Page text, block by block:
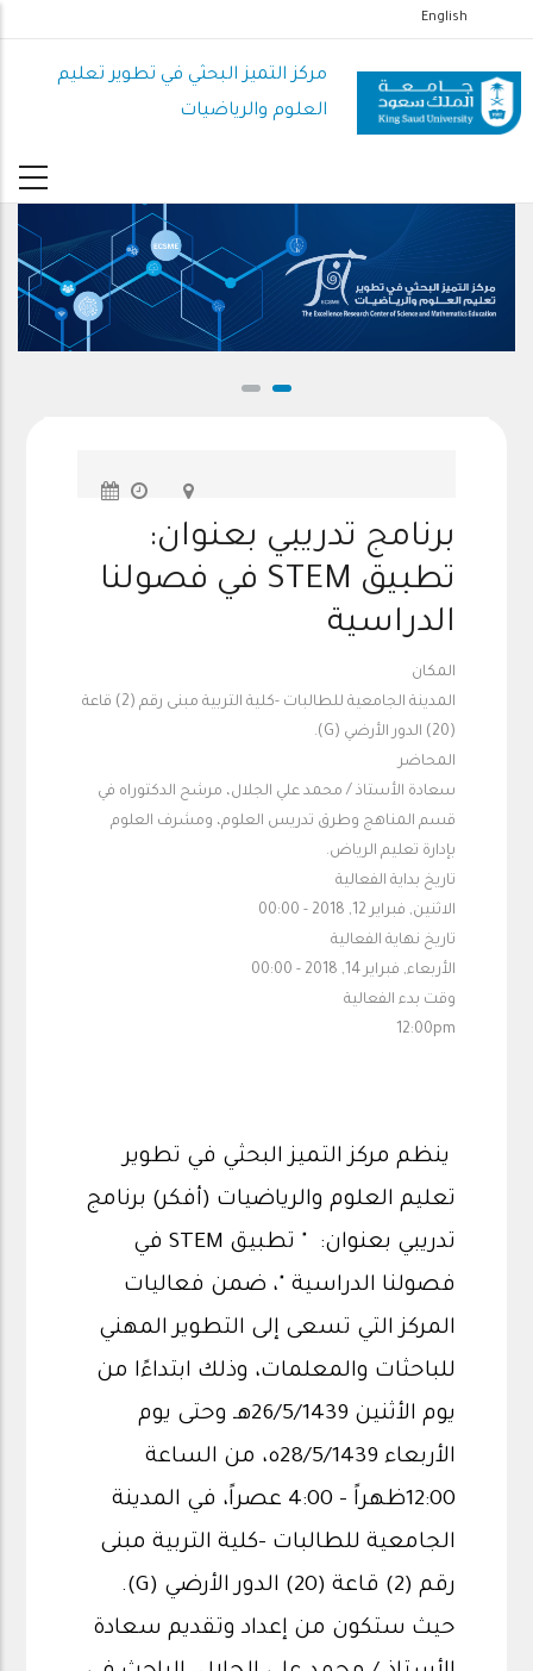
إلى
المحتوى
الرئيسي
English
مركز التميز البحثي في تطوير تعليم
العلوم والرياضيات
برنامج تدريبي بعنوان:
تطبيق STEM في فصولنا
الدراسية
المكان
المدينة الجامعية للطالبات -كلية التربية مبنى رقم (2) قاعة
(20) الدور الأرضي (G).
المحاضر
سعادة الأستاذ / محمد علي الجلال، مرشح الدكتوراه في
قسم المناهج وطرق تدريس العلوم، ومشرف العلوم
بإدارة تعليم الرياض.
تاريخ بداية الفعالية
الاثنين, فبراير 12, 2018 - 00:00
تاريخ نهاية الفعالية
الأربعاء, فبراير 14, 2018 - 00:00
وقت بدء الفعالية
12:00pm
ينظم مركز التميز البحثي في تطوير
تعليم العلوم والرياضيات (أفكر) برنامج
تدريبي بعنوان: " تطبيق STEM في
فصولنا الدراسية "، ضمن فعاليات
المركز التي تسعى إلى التطوير المهني
للباحثات والمعلمات، وذلك ابتداءًا من
يوم الأثنين 26/5/1439هـ وحتى يوم
الأربعاء 28/5/1439ه، من الساعة
12:00ظهراً – 4:00 عصراً، في المدينة
الجامعية للطالبات -كلية التربية مبنى
رقم (2) قاعة (20) الدور الأرضي (G).
حيث ستكون من إعداد وتقديم سعادة